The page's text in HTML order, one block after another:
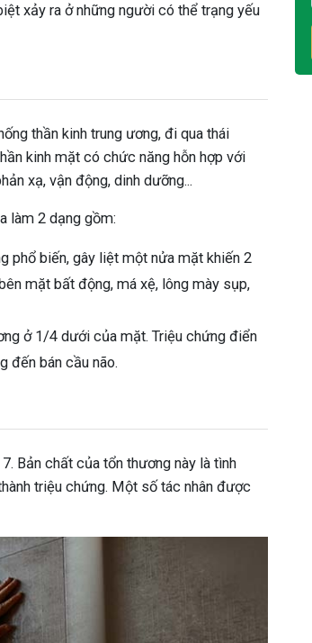
xảy ra ở những người có thể trạng yếu
thần kinh trung ương, đi qua thái
kinh mặt có chức năng hỗn hợp với
xạ, vận động, dinh dưỡng...
làm 2 dạng gồm:
phổ biến, gây liệt một nửa mặt khiến 2
mặt bất động, má xệ, lông mày sụp,
ở 1/4 dưới của mặt. Triệu chứng điển
đến bán cầu não.
Bản chất của tổn thương này là tình
triệu chứng. Một số tác nhân được